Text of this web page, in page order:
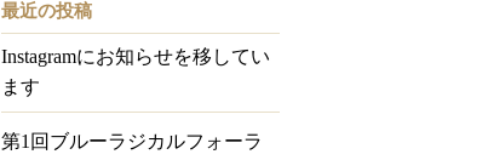
最近の投稿
Instagramにお知らせを移してい
ます
第1回ブルーラジカルフォーラ